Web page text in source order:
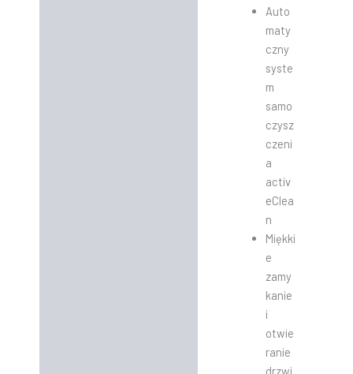
Auto
maty
czny
syste
m
samo
czysz
czeni
a
activ
eClea
n
Miękki
e
zamy
kanie
i
otwie
ranie
drzwi